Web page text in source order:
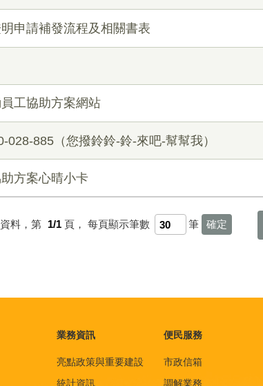
申請補發流程及相關書表
工協助方案網站
028-885（您撥鈴鈴-鈴-來吧-幫幫我）
方案心晴小卡
料，第 1/1 頁， 每頁顯示筆數 筆
業務資訊
亮點政策與重要建設
統計資訊
便民服務
市政信箱
調解業務